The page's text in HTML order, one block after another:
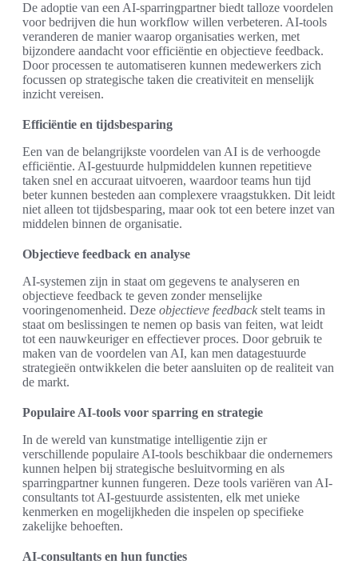
De adoptie van een AI-sparringpartner biedt talloze voordelen
voor bedrijven die hun workflow willen verbeteren. AI-tools
veranderen de manier waarop organisaties werken, met
bijzondere aandacht voor efficiëntie en objectieve feedback.
Door processen te automatiseren kunnen medewerkers zich
focussen op strategische taken die creativiteit en menselijk
inzicht vereisen.
Efficiëntie en tijdsbesparing
Een van de belangrijkste voordelen van AI is de verhoogde
efficiëntie. AI-gestuurde hulpmiddelen kunnen repetitieve
taken snel en accuraat uitvoeren, waardoor teams hun tijd
beter kunnen besteden aan complexere vraagstukken. Dit leidt
niet alleen tot tijdsbesparing, maar ook tot een betere inzet van
middelen binnen de organisatie.
Objectieve feedback en analyse
AI-systemen zijn in staat om gegevens te analyseren en
objectieve feedback te geven zonder menselijke
vooringenomenheid. Deze objectieve feedback stelt teams in
staat om beslissingen te nemen op basis van feiten, wat leidt
tot een nauwkeuriger en effectiever proces. Door gebruik te
maken van de voordelen van AI, kan men datagestuurde
strategieën ontwikkelen die beter aansluiten op de realiteit van
de markt.
Populaire AI-tools voor sparring en strategie
In de wereld van kunstmatige intelligentie zijn er
verschillende populaire AI-tools beschikbaar die ondernemers
kunnen helpen bij strategische besluitvorming en als
sparringpartner kunnen fungeren. Deze tools variëren van AI-
consultants tot AI-gestuurde assistenten, elk met unieke
kenmerken en mogelijkheden die inspelen op specifieke
zakelijke behoeften.
AI-consultants en hun functies